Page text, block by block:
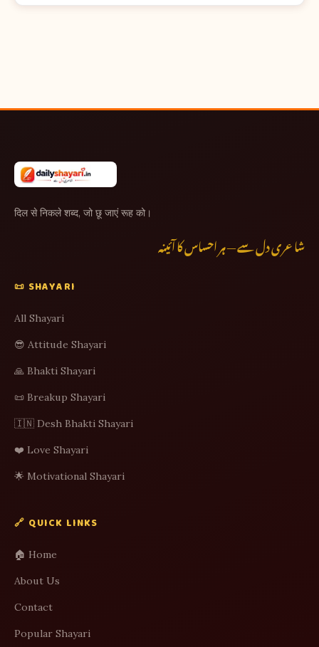
दिल से निकले शब्द, जो छू जाएं रूह को।
شاعری دل سے — ہر احساس کا آئینہ
📜 SHAYARI
All Shayari
😎 Attitude Shayari
🙏 Bhakti Shayari
📜 Breakup Shayari
🇮🇳 Desh Bhakti Shayari
❤️ Love Shayari
🌟 Motivational Shayari
🔗 QUICK LINKS
🏠 Home
About Us
Contact
Popular Shayari